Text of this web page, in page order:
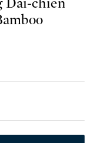
Dai-chien